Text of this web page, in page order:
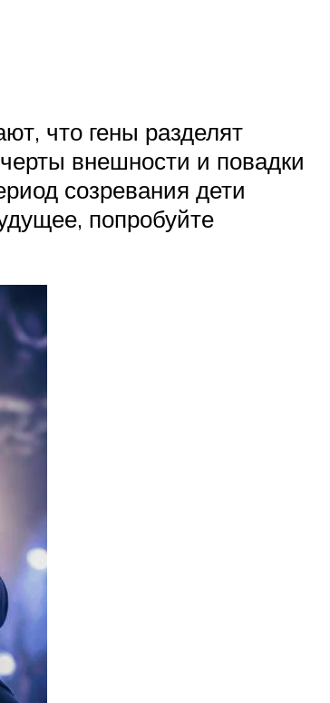
что гены разделят
внешности и повадки
созревания дети
попробуйте